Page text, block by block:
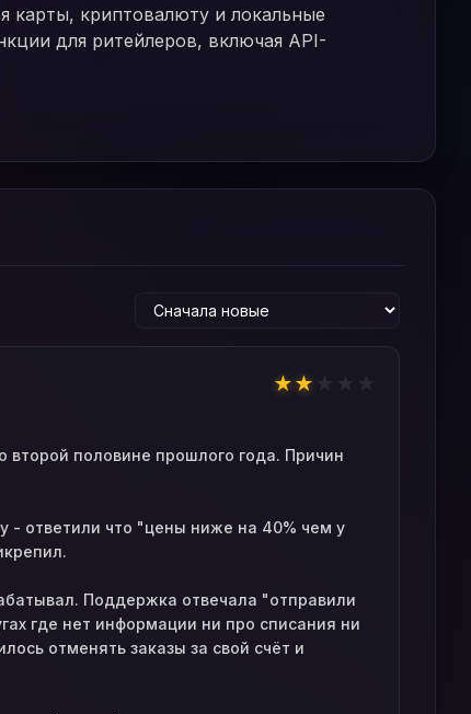
карты, криптовалюту и локальные
для ритейлеров, включая API-
★★
половине прошлого года. Причин
- ответили что "цены ниже на 40% чем у
Поддержка отвечала "отправили
где нет информации ни про списания ни
отменять заказы за свой счёт и